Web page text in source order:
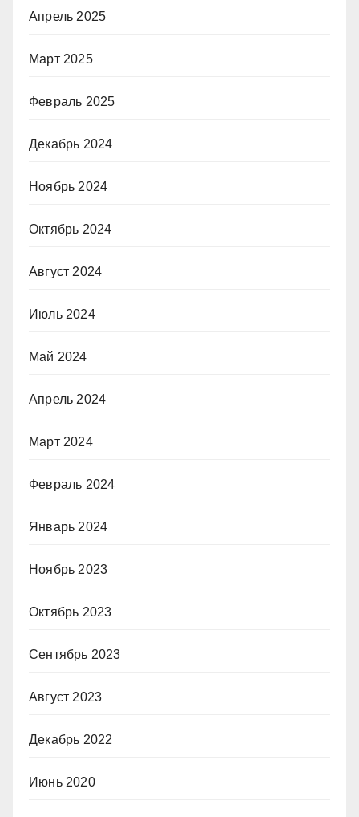
Апрель 2025
Март 2025
Февраль 2025
Декабрь 2024
Ноябрь 2024
Октябрь 2024
Август 2024
Июль 2024
Май 2024
Апрель 2024
Март 2024
Февраль 2024
Январь 2024
Ноябрь 2023
Октябрь 2023
Сентябрь 2023
Август 2023
Декабрь 2022
Июнь 2020